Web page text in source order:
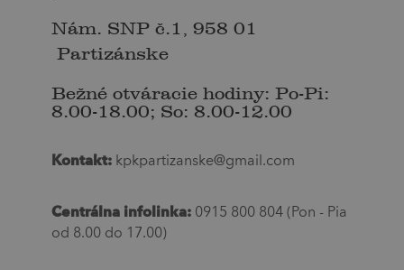
Nám. SNP č.1, 958 01
Partizánske
Bežné otváracie hodiny: Po-Pi:
8.00-18.00; So: 8.00-12.00
Kontakt: kpkpartizanske@gmail.com
Centrálna infolinka:0915 800 804 (Pon - Pia
od 8.00 do 17.00)